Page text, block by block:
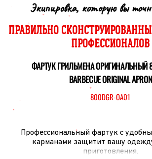
Экипировка, которую вы
ПРАВИЛЬНО
ПРОФЕССИОНАЛОВ
ФАРТУК ГРИЛЬМЕНА ОРИГИНАЛЬНЫЙ
BARBECUE ORIGINAL APRON
800DGR-OA01
Профессиональный фартук с
карманами защитит вашу
приготовления.